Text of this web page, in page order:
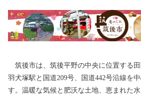
筑後市は、筑後平野の中央に位置する
羽犬塚駅と国道209号、国道442号沿線を
す。温暖な気候と肥沃な土地、恵まれた